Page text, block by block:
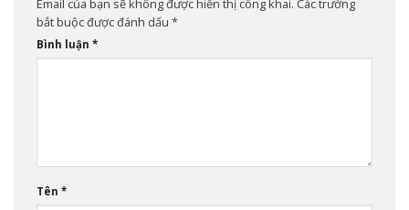
bắt buộc được đánh dấu *
Bình luận *
Tên *